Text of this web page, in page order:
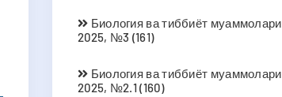
Биология ва тиббиёт муаммолари
2025, №3 (161)
Биология ва тиббиёт муаммолари
2025, №2.1 (160)